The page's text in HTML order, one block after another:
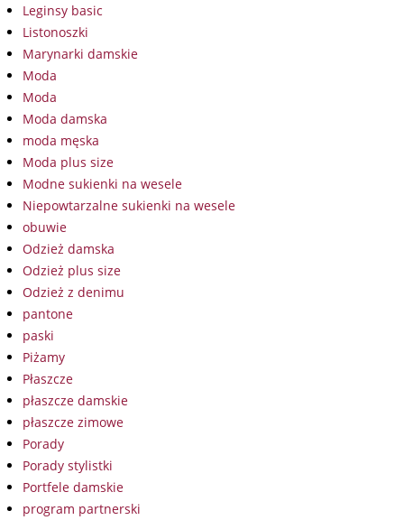
Leginsy basic
Listonoszki
Marynarki damskie
Moda
Moda
Moda damska
moda męska
Moda plus size
Modne sukienki na wesele
Niepowtarzalne sukienki na wesele
obuwie
Odzież damska
Odzież plus size
Odzież z denimu
pantone
paski
Piżamy
Płaszcze
płaszcze damskie
płaszcze zimowe
Porady
Porady stylistki
Portfele damskie
program partnerski